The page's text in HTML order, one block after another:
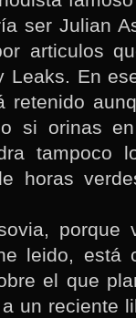
ser Julian
articulos
Leaks. En
retenido
si orinas
tampoco
horas
porque
leido, está
el que
un reciente